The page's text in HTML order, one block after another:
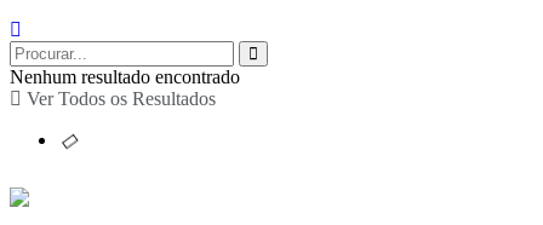
Nenhum resultado encontrado
Ver Todos os Resultados